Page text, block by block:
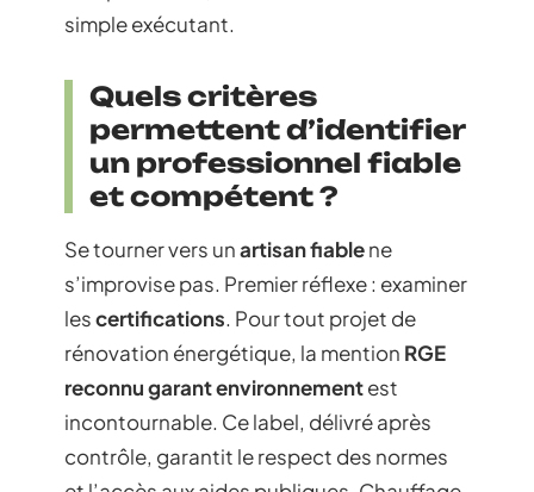
simple exécutant.
Quels critères
permettent d’identifier
un professionnel fiable
et compétent ?
Se tourner vers unartisan fiablene
s’improvise pas. Premier réflexe : examiner
lescertifications. Pour tout projet de
rénovation énergétique, la mention RGE
reconnu garant environnementest
incontournable. Ce label, délivré après
contrôle, garantit le respect des normes